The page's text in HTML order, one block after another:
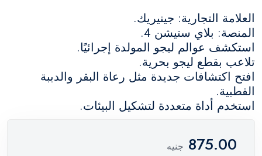
العلامة التجارية: جينيريك.
المنصة: بلاي ستيشن 4.
استكشف عوالم ليجو المولدة إجرائيًا.
تلاعب بقطع ليجو بحرية.
افتح اكتشافات جديدة مثل رعاة البقر والدببة
القطبية.
استخدم أداة متعددة لتشكيل البيئات.
875.00 جنيه